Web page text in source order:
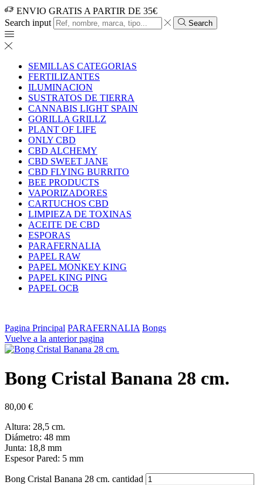
ENVIO GRATIS A PARTIR DE 35€
Search input
Search
SEMILLAS CATEGORIAS
FERTILIZANTES
ILUMINACION
SUSTRATOS DE TIERRA
CANNABIS LIGHT SPAIN
GORILLA GRILLZ
PLANT OF LIFE
ONLY CBD
CBD ALCHEMY
CBD SWEET JANE
CBD FLYING BURRITO
BEE PRODUCTS
VAPORIZADORES
CARTUCHOS CBD
LIMPIEZA DE TOXINAS
ACEITE DE CBD
ESPORAS
PARAFERNALIA
PAPEL RAW
PAPEL MONKEY KING
PAPEL KING PING
PAPEL OCB
Pagina Principal PARAFERNALIA Bongs
Vuelve a la anterior pagina
Bong Cristal Banana 28 cm.
80,00 €
Altura: 28,5 cm.
Diámetro: 48 mm
Junta: 18,8 mm
Espesor Pared: 5 mm
Bong Cristal Banana 28 cm. cantidad